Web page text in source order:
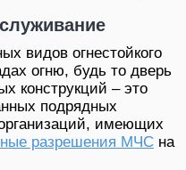
видов огнестойкого
огню, будь то дверь
конструкций – это
подрядных
имеющих
разрешения МЧС на